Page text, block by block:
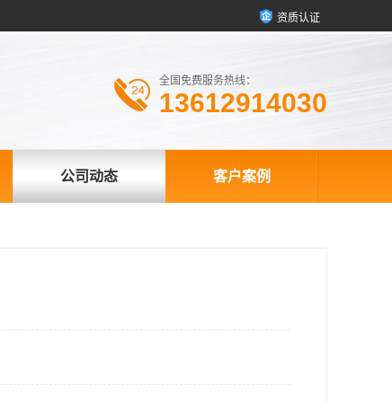
资质认证
全国免费服务热线：
13612914030
公司动态 客户案例